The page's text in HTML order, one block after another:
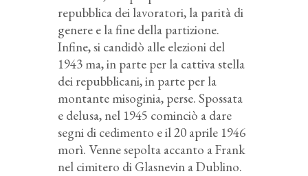
repubblica dei lavoratori, la parità di
genere e la fine della partizione.
Infine, si candidò alle elezioni del
1943 ma, in parte per la cattiva stella
dei repubblicani, in parte per la
montante misoginia, perse. Spossata
e delusa, nel 1945 cominciò a dare
segni di cedimento e il 20 aprile 1946
morì. Venne sepolta accanto a Frank
nel cimitero di Glasnevin a Dublino.